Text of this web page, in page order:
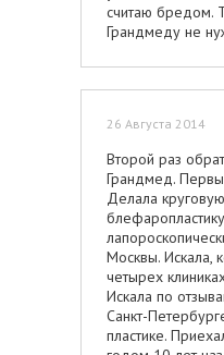
считаю бредом.
Грандмеду не
26 Августа 2014
Второй раз
Грандмед.
Делала
Москвы. Искала,
четырех
Искала по
Санкт-
пластике.